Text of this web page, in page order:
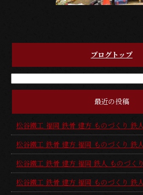
ブログトップ
最近の投稿
松谷鐵工 福岡 鉄骨 建方 ものづくり 鉄
松谷鐵工 鉄骨 建方 福岡 ものづくり 鉄
松谷鐵工 鉄骨 建方 福岡 鉄人 ものづくり
松谷鐵工 鉄骨 建方 福岡 ものづくり 鉄